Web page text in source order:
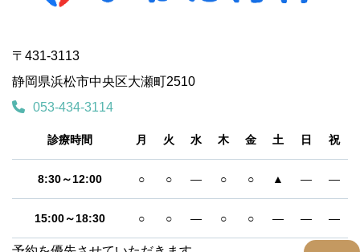
〒431-3113
静岡県浜松市中央区大瀬町2510
053-434-3114
診療時間 月 火 水 木 金 土 日 祝
8:30～12:00 ○ ○ ― ○ ○ ▲ ― ―
15:00～18:30 ○ ○ ― ○ ○ ― ― ―